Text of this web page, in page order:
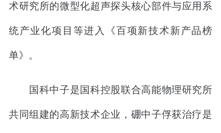
术研究所的微型化超声探头核心部件与应用系
统产业化项目等进入《百项新技术新产品榜
单》。
国科中子是国科控股联合高能物理研究所
共同组建的高新技术企业，硼中子俘获治疗是